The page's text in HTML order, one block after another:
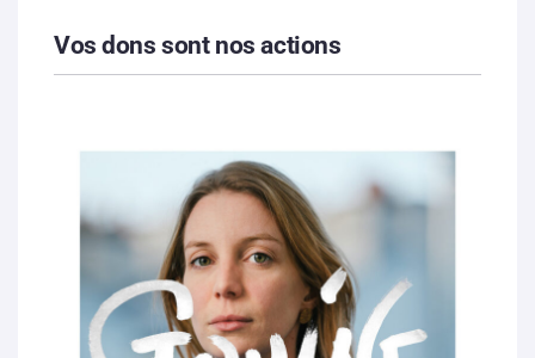
Vos dons sont nos actions